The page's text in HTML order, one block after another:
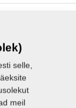
selle,
meil